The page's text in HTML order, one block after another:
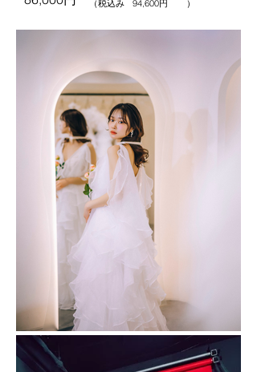
（税込み ）
94,600円